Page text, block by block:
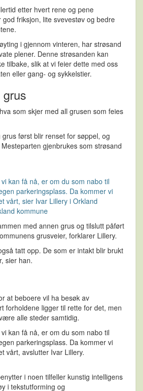
etter hvert rene og pene
friksjon, lite svevestøv og bedre
i gjennom vinteren, har strøsand
plener. Denne strøsanden kan
tilbake, slik at vi feier dette med oss
eller gang- og sykkelstier.
som skjer med all grusen som feies
først blir renset for søppel, og
gjenbrukes som strøsand
kan få nå, er om du som nabo til
parkeringsplass. Da kommer vi
vårt, sier Ivar Lillery i Orkland
kommune
med annen grus og tilslutt påført
grusveier, forklarer Lillery.
tatt opp. De som er intakt blir brukt
sier han.
at beboere vil ha besøk av
forholdene ligger til rette for det, men
alle steder samtidig.
kan få nå, er om du som nabo til
parkeringsplass. Da kommer vi
vårt, avslutter Ivar Lillery.
i noen tilfeller kunstig intelligens
i tekstutforming og